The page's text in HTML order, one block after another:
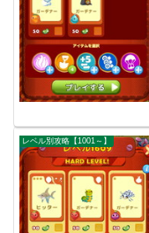
レベル別攻略【1001～】